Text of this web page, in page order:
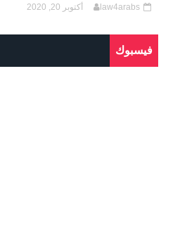
law4arabs أكتوبر 20, 2020
فيسبوك